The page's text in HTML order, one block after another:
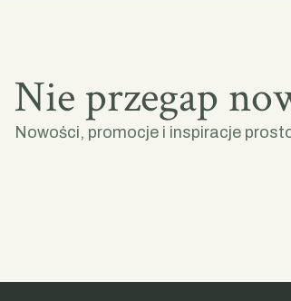
Nie przegap
Nowości, promocje i inspiracje